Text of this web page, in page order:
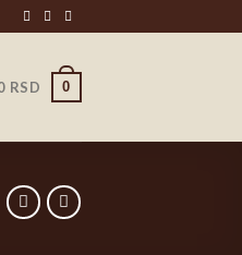
RSD 0